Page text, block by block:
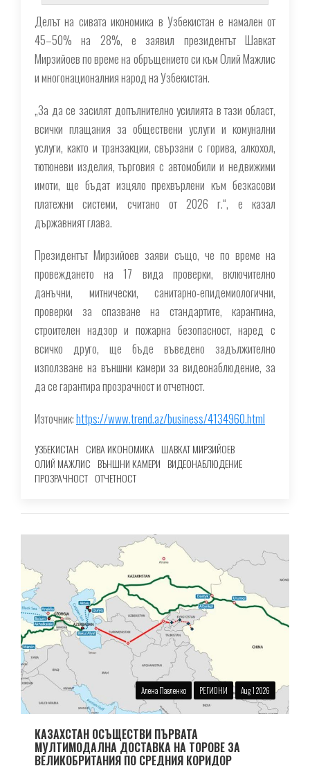
Делът на сивата икономика в Узбекистан е намален от
45–50% на 28%, е заявил президентът Шавкат
Мирзийоев по време на обръщението си към Олий Мажлис
и многонационалния народ на Узбекистан.
„За да се засилят допълнително усилията в тази област,
всички плащания за обществени услуги и комунални
услуги, както и транзакции, свързани с горива, алкохол,
тютюневи изделия, търговия с автомобили и недвижими
имоти, ще бъдат изцяло прехвърлени към безкасови
платежни системи, считано от 2026 г.“, е казал
държавният глава.
Президентът Мирзийоев заяви също, че по време на
провеждането на 17 вида проверки, включително
данъчни, митнически, санитарно-епидемиологични,
проверки за спазване на стандартите, карантина,
строителен надзор и пожарна безопасност, наред с
всичко друго, ще бъде въведено задължително
използване на външни камери за видеонаблюдение, за
да се гарантира прозрачност и отчетност.
Източник:https://www.trend.az/business/4134960.html
УЗБЕКИСТАН СИВА ИКОНОМИКА ШАВКАТ МИРЗИЙОЕВ
ОЛИЙ МАЖЛИС ВЪНШНИ КАМЕРИ ВИДЕОНАБЛЮДЕНИЕ
ПРОЗРАЧНОСТ ОТЧЕТНОСТ
Алена Павленко РЕГИОНИ Aug 1 2026
КАЗАХСТАН ОСЪЩЕСТВИ ПЪРВАТА
МУЛТИМОДАЛНА ДОСТАВКА НА ТОРОВЕ ЗА
ВЕЛИКОБРИТАНИЯ ПО СРЕДНИЯ КОРИДОР